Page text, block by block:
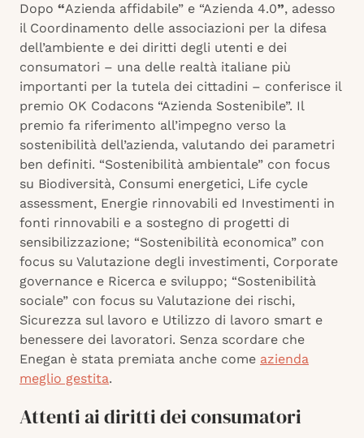
Dopo “Azienda affidabile” e “Azienda 4.0”, adesso
il Coordinamento delle associazioni per la difesa
dell’ambiente e dei diritti degli utenti e dei
consumatori – una delle realtà italiane più
importanti per la tutela dei cittadini – conferisce il
premio OK Codacons “Azienda Sostenibile”. Il
premio fa riferimento all’impegno verso la
sostenibilità dell’azienda, valutando dei parametri
ben definiti. “Sostenibilità ambientale” con focus
su Biodiversità, Consumi energetici, Life cycle
assessment, Energie rinnovabili ed Investimenti in
fonti rinnovabili e a sostegno di progetti di
sensibilizzazione; “Sostenibilità economica” con
focus su Valutazione degli investimenti, Corporate
governance e Ricerca e sviluppo; “Sostenibilità
sociale” con focus su Valutazione dei rischi,
Sicurezza sul lavoro e Utilizzo di lavoro smart e
benessere dei lavoratori. Senza scordare che
Enegan è stata premiata anche come azienda
meglio gestita.
Attenti ai diritti dei consumatori